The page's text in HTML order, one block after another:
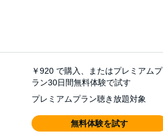
￥920 で購入、またはプレミアムプ
ラン30日間無料体験で試す
プレミアムプラン聴き放題対象
無料体験を試す